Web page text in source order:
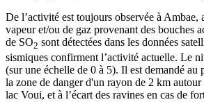
De l’activité est toujours observée à Ambae,
vapeur et/ou de gaz provenant des bouches
de SO2 sont détectées dans les données
sismiques confirment l’activité actuelle. Le
(sur une échelle de 0 à 5). Il est demandé au
la zone de danger d'un rayon de 2 km autour
lac Voui, et à l’écart des ravines en cas de